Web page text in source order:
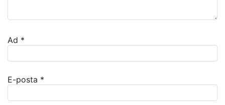
Ad *
E-posta *